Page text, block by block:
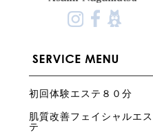
初回体験エステ８０分
肌質改善フェイシャルエス
テ